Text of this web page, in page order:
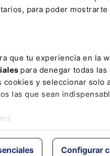
para poder
que tu experiencia en la
para denegar todas
cookies y seleccionar solo
las que sean
Configurar
por riesgo durante la lactancia